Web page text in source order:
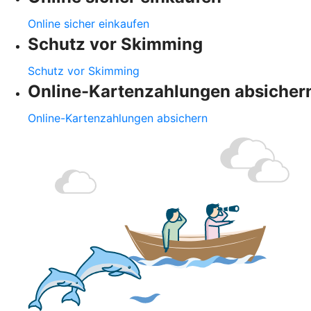
Online sicher einkaufen
Schutz vor Skimming
Schutz vor Skimming
Online-Kartenzahlungen
Online-Kartenzahlungen absichern